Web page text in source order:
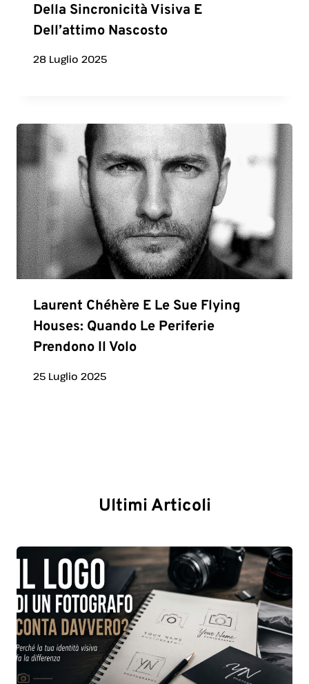
Della Sincronicità Visiva E
Dell’attimo Nascosto
28 Luglio 2025
Laurent Chéhère E Le Sue Flying
Houses: Quando Le Periferie
Prendono Il Volo
25 Luglio 2025
Ultimi Articoli